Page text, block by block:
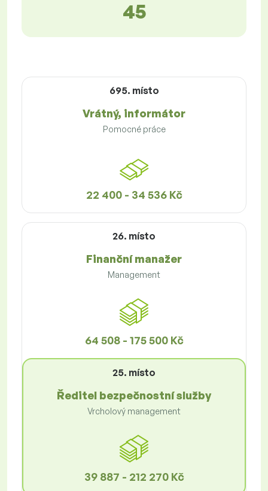
45
695. místo
Vrátný, informátor
Pomocné práce
22 400 - 34 536 Kč
26. místo
Finanční manažer
Management
64 508 - 175 500 Kč
25. místo
Ředitel bezpečnostní služby
Vrcholový management
39 887 - 212 270 Kč